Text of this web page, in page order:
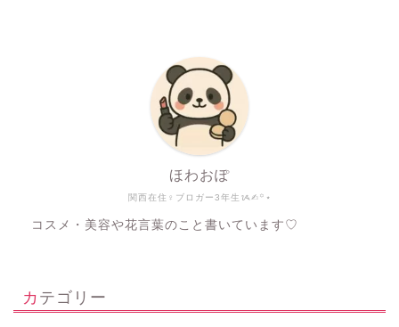
関西在住♀ブロガー3年生ᝰ✍︎꙳⋆
ほわおぽ
コスメ・美容や花言葉のこと書いています♡
カテゴリー